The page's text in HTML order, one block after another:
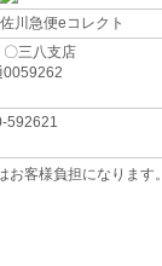
川急便eコレクト
三八支店
592621
客様負担になります。